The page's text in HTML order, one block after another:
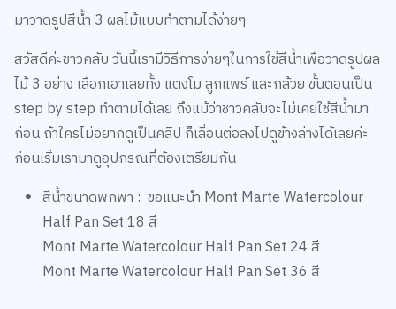
มาวาดรูปสีน้ำ 3 ผลไม้แบบทำตามได้ง่ายๆ
สวัสดีค่ะชาวคลับ วันนี้เรามีวิธีการง่ายๆในการใช้สีน้ำเพื่อวาดรูปผล
ไม้ 3 อย่าง เลือกเอาเลยทั้ง แตงโม ลูกแพร์ และกล้วย ขั้นตอนเป็น
step by step ทำตามได้เลย ถึงแม้ว่าชาวคลับจะไม่เคยใช้สีน้ำมา
ก่อน ถ้าใครไม่อยากดูเป็นคลิป ก็เลื่อนต่อลงไปดูข้างล่างได้เลยค่ะ
ก่อนเริ่มเรามาดูอุปกรณที่ต้องเตรียมกัน
สีน้ำขนาดพกพา : ขอแนะนำ Mont Marte Watercolour
Half Pan Set 18 สี
Mont Marte Watercolour Half Pan Set 24 สี
Mont Marte Watercolour Half Pan Set 36 สี